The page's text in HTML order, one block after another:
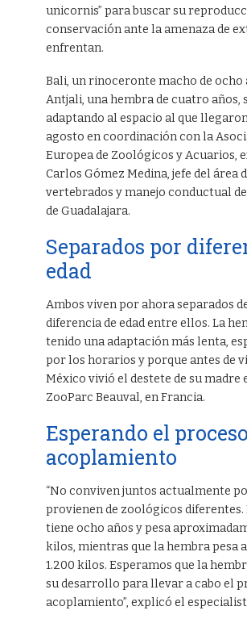
unicornis” para buscar su
conservación ante la amenaza de
enfrentan.
Bali, un rinoceronte macho de ocho
Antjali, una hembra de cuatro años,
adaptando al espacio al que
agosto en coordinación con la
Europea de Zoológicos y Acuarios,
Carlos Gómez Medina, jefe del área
vertebrados y manejo conductual
de Guadalajara.
Separados por
edad
Ambos viven por ahora separados
diferencia de edad entre ellos. La
tenido una adaptación más lenta,
por los horarios y porque antes de
México vivió el destete de su madre
ZooParc Beauval, en Francia.
Esperando el
acoplamiento
“No conviven juntos actualmente
provienen de zoológicos diferentes.
tiene ocho años y pesa
kilos, mientras que la hembra pesa
1.200 kilos. Esperamos que la
su desarrollo para llevar a cabo el
acoplamiento”, explicó el